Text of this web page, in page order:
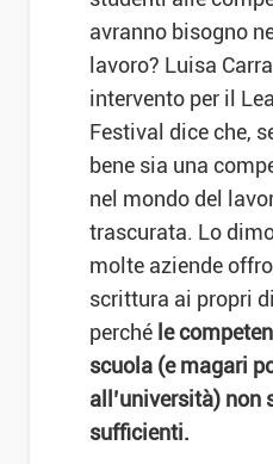
avranno bisogno
lavoro? Luisa
intervento per il
Festival dice che,
bene sia una
nel mondo del
trascurata. Lo
molte aziende
scrittura ai propri
perché le
scuola (e magari
all’università) non
sufficienti.